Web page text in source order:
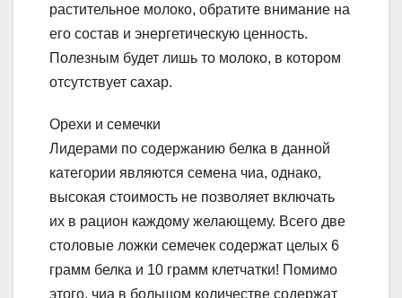
растительное молоко, обратите внимание на
его состав и энергетическую ценность.
Полезным будет лишь то молоко, в котором
отсутствует сахар.
Орехи и семечки
Лидерами по содержанию белка в данной
категории являются семена чиа, однако,
высокая стоимость не позволяет включать
их в рацион каждому желающему. Всего две
столовые ложки семечек содержат целых 6
грамм белка и 10 грамм клетчатки! Помимо
этого, чиа в большом количестве содержат